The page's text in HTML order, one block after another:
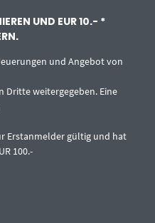
UND EUR 10.- *
und Angebot von
Dritte weitergegeben. Eine
Erstanmelder gültig und hat
100.-